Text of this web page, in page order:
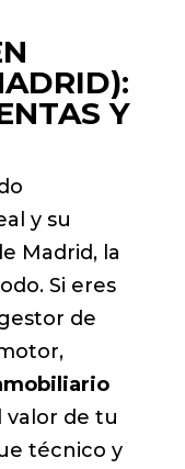
Y
y su
Madrid, la
Si eres
de
valor de tu
técnico y